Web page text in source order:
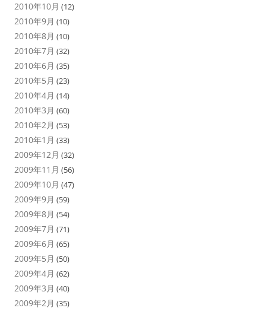
2010年10月 (12)
2010年9月 (10)
2010年8月 (10)
2010年7月 (32)
2010年6月 (35)
2010年5月 (23)
2010年4月 (14)
2010年3月 (60)
2010年2月 (53)
2010年1月 (33)
2009年12月 (32)
2009年11月 (56)
2009年10月 (47)
2009年9月 (59)
2009年8月 (54)
2009年7月 (71)
2009年6月 (65)
2009年5月 (50)
2009年4月 (62)
2009年3月 (40)
2009年2月 (35)